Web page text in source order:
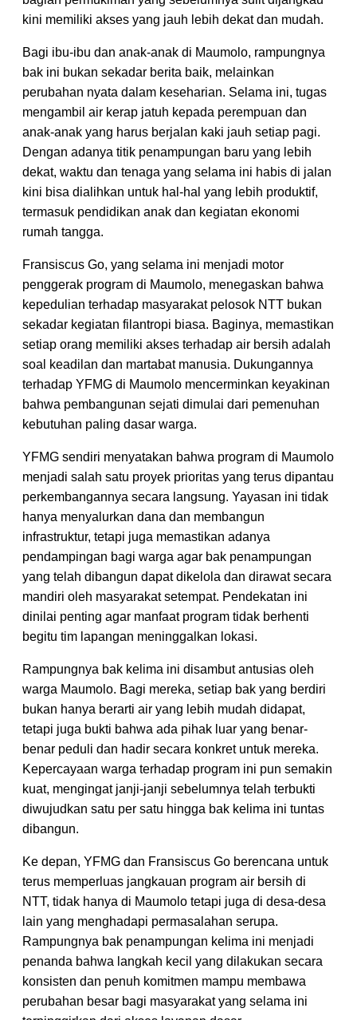
kini memiliki akses yang jauh lebih dekat dan mudah.
Bagi ibu-ibu dan anak-anak di Maumolo, rampungnya
bak ini bukan sekadar berita baik, melainkan
perubahan nyata dalam keseharian. Selama ini, tugas
mengambil air kerap jatuh kepada perempuan dan
anak-anak yang harus berjalan kaki jauh setiap pagi.
Dengan adanya titik penampungan baru yang lebih
dekat, waktu dan tenaga yang selama ini habis di jalan
kini bisa dialihkan untuk hal-hal yang lebih produktif,
termasuk pendidikan anak dan kegiatan ekonomi
rumah tangga.
Fransiscus Go, yang selama ini menjadi motor
penggerak program di Maumolo, menegaskan bahwa
kepedulian terhadap masyarakat pelosok NTT bukan
sekadar kegiatan filantropi biasa. Baginya, memastikan
setiap orang memiliki akses terhadap air bersih adalah
soal keadilan dan martabat manusia. Dukungannya
terhadap YFMG di Maumolo mencerminkan keyakinan
bahwa pembangunan sejati dimulai dari pemenuhan
kebutuhan paling dasar warga.
YFMG sendiri menyatakan bahwa program di Maumolo
menjadi salah satu proyek prioritas yang terus dipantau
perkembangannya secara langsung. Yayasan ini tidak
hanya menyalurkan dana dan membangun
infrastruktur, tetapi juga memastikan adanya
pendampingan bagi warga agar bak penampungan
yang telah dibangun dapat dikelola dan dirawat secara
mandiri oleh masyarakat setempat. Pendekatan ini
dinilai penting agar manfaat program tidak berhenti
begitu tim lapangan meninggalkan lokasi.
Rampungnya bak kelima ini disambut antusias oleh
warga Maumolo. Bagi mereka, setiap bak yang berdiri
bukan hanya berarti air yang lebih mudah didapat,
tetapi juga bukti bahwa ada pihak luar yang benar-
benar peduli dan hadir secara konkret untuk mereka.
Kepercayaan warga terhadap program ini pun semakin
kuat, mengingat janji-janji sebelumnya telah terbukti
diwujudkan satu per satu hingga bak kelima ini tuntas
dibangun.
Ke depan, YFMG dan Fransiscus Go berencana untuk
terus memperluas jangkauan program air bersih di
NTT, tidak hanya di Maumolo tetapi juga di desa-desa
lain yang menghadapi permasalahan serupa.
Rampungnya bak penampungan kelima ini menjadi
penanda bahwa langkah kecil yang dilakukan secara
konsisten dan penuh komitmen mampu membawa
perubahan besar bagi masyarakat yang selama ini